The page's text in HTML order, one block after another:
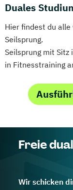
Duales
Hier findest du
Seilsprung.
Seilsprung mit
in Fitnesstraining
Freie
Wir schicken